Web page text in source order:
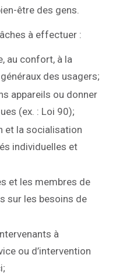
être des gens.
à effectuer :
au confort, à la
des usagers;
appareils ou donner
(ex. : Loi 90);
et la socialisation
individuelles et
et les membres de
sur les besoins de
à
ou d’intervention